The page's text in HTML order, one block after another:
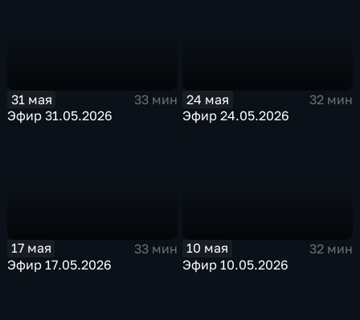
31 мая
33 мин
Эфир 31.05.2026
24 мая
32 мин
Эфир 24.05.2026
17 мая
33 мин
Эфир 17.05.2026
10 мая
32 мин
Эфир 10.05.2026